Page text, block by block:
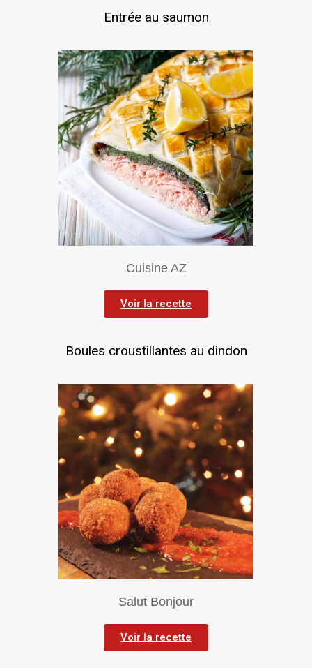
Entrée au saumon
Cuisine AZ
Voir la recette
Boules croustillantes au dindon
Salut Bonjour
Voir la recette